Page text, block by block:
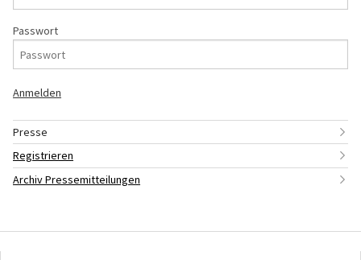
Passwort
Presse
Registrieren
Archiv Pressemitteilungen